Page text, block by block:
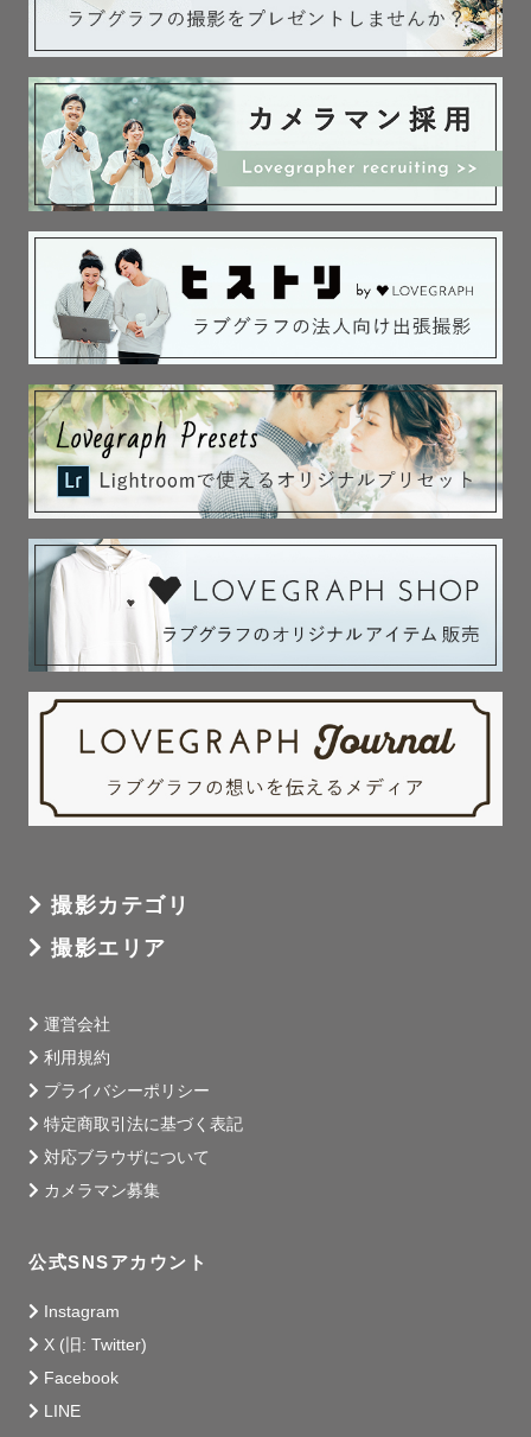
------はじめに---------
私自身も結婚式の前撮りや、子どものお宮参りなど経験済
みです！撮られる大変さやお悩み、お困りごとがわかるの
も1つの強みだと思っています。
お父さんとはお子さんの話、彼氏さんとは結婚式や趣味の
話などたくさんお話しして緊張が少しでもほぐれるよう撮
影しますので、
写真苦手な彼氏さん、パパもご安心ください☀️
---------もくじ---------
１、自己紹介
２、実績
３、七五三をご検討の方へ
４、撮影スタイル
５、撮影ジャンルご予約前の確認事項
６、ご予約前の確認事項
７、撮影不可エリア
１、自己紹介
はじめまして！仲田匡志と申します！
鳥取出身、大阪府在住の32歳、前職はソーシャルワーカー
です。
大学では児童福祉について学び、学童保育のボランティア
スタッフとしても活動していました。
話などたくさんお話しして緊張が少しでもほぐれるよう撮
影します☺️
写真苦手な彼氏さん、パパもご安心ください！
好きなもの：無印良品、邦楽ロック
２、実績
⚪︎式場のカメラマンとしても活動
⚪︎社内カメラマン1500人の上位1％認定💎
撮影カテゴリ
撮影エリア
運営会社
利用規約
プライバシーポリシー
特定商取引法に基づく表記
対応ブラウザについて
カメラマン募集
公式SNSアカウント
Instagram
X (旧: Twitter)
Facebook
LINE